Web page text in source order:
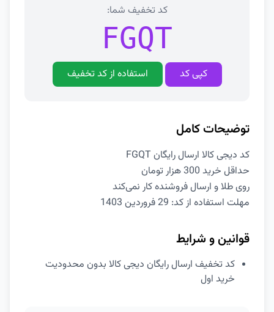
کد تخفیف شما:
FGQT
کپی کد استفاده از کد تخفیف
توضیحات کامل
کد دیجی کالا ارسال رایگان FGQT
حداقل خرید 300 هزار تومان
روی طلا و ارسال فروشنده کار نمی‌کند
مهلت استفاده از کد: 29 فروردین 1403
قوانین و شرایط
کد تخفیف ارسال رایگان دیجی کالا بدون محدودیت
خرید اول